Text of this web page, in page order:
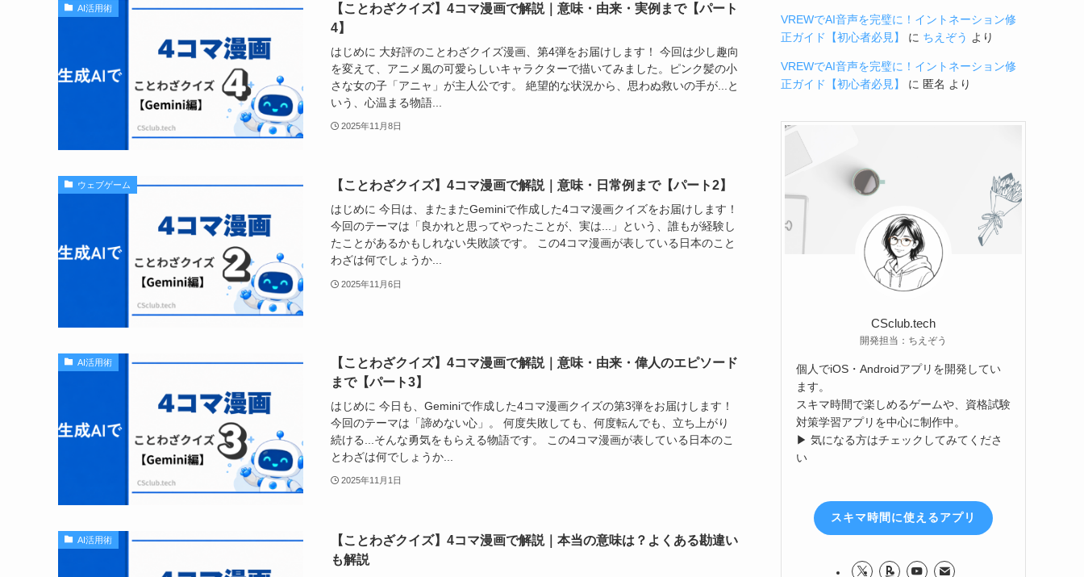
AI活用術
【ことわざクイズ】4コマ漫画で解説｜意味・由来・実例まで【パート
4】
はじめに 大好評のことわざクイズ漫画、第4弾をお届けします！ 今回は少し趣向
を変えて、アニメ風の可愛らしいキャラクターで描いてみました。ピンク髪の小
さな女の子「アニャ」が主人公です。 絶望的な状況から、思わぬ救いの手が...と
いう、心温まる物語...
2025年11月8日
ウェブゲーム 【ことわざクイズ】4コマ漫画で解説｜意味・日常例まで【パート2】
はじめに 今日は、またまたGeminiで作成した4コマ漫画クイズをお届けします！
今回のテーマは「良かれと思ってやったことが、実は...」という、誰もが経験し
たことがあるかもしれない失敗談です。 この4コマ漫画が表している日本のこと
わざは何でしょうか...
2025年11月6日
AI活用術
【ことわざクイズ】4コマ漫画で解説｜意味・由来・偉人のエピソード
まで【パート3】
はじめに 今日も、Geminiで作成した4コマ漫画クイズの第3弾をお届けします！
今回のテーマは「諦めない心」。 何度失敗しても、何度転んでも、立ち上がり
続ける...そんな勇気をもらえる物語です。 この4コマ漫画が表している日本のこ
とわざは何でしょうか...
2025年11月1日
AI活用術
【ことわざクイズ】4コマ漫画で解説｜本当の意味は？よくある勘違い
も解説
VREWでAI音声を完璧に！イントネーション修
正ガイド【初心者必見】
に ちえぞう より
VREWでAI音声を完璧に！イントネーション修
正ガイド【初心者必見】
に 匿名 より
CSclub.tech
開発担当：ちえぞう
個人でiOS・Androidアプリを開発してい
ます。
スキマ時間で楽しめるゲームや、資格試験
対策学習アプリを中心に制作中。
▶ 気になる方はチェックしてみてくださ
い
スキマ時間に使えるアプリ